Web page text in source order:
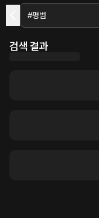
검색 결과